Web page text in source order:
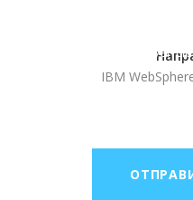
Application Server
IBM